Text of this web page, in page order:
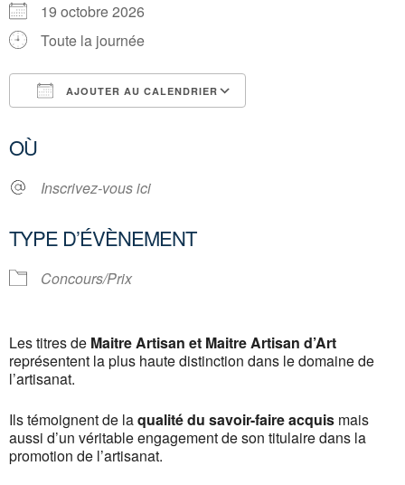
19 octobre 2026
Toute la journée
AJOUTER AU CALENDRIER
OÙ
Inscrivez-vous ici
TYPE D’ÉVÈNEMENT
Concours/Prix
Les titres de Maitre Artisan et Maitre Artisan d’Art
représentent la plus haute distinction dans le domaine de
l’artisanat.
Ils témoignent de laqualité du savoir-faire acquis mais
aussi d’un véritable engagement de son titulaire dans la
promotion de l’artisanat.